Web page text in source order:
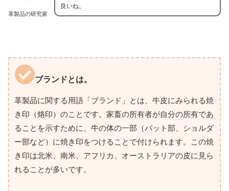
革製品の研究家
良いね。
ブランドとは。
革製品に関する用語「ブランド」とは、牛皮にみられる焼
き印（烙印）のことです。家畜の所有者が自分の所有であ
ることを示すために、牛の体の一部（バット部、ショルダ
ー部など）に焼き印をつけることで付けられます。この焼
き印は北米、南米、アフリカ、オーストラリアの皮に見ら
れることが多いです。